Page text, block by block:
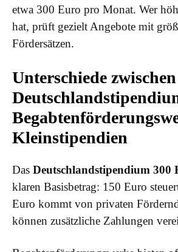
etwa 300 Euro pro Monat. Wer
hat, prüft gezielt Angebote mit
Fördersätzen.
Unterschiede zwischen
Kleinstipendien
Das Deutschlandstipendium 300
klaren Basisbetrag: 150 Euro
Euro kommt von privaten
können zusätzliche Zahlungen